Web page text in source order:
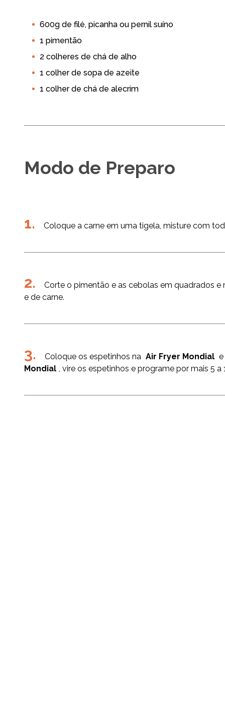
Air Fryer Air Fryer 3L Air Fryer 4L
600g de filé, picanha ou pernil suíno
1 pimentão
2 colheres de chá de alho
1 colher de sopa de azeite
1 colher de chá de alecrim
Modo de Preparo
Coloque a carne em uma tigela, misture com
Corte o pimentão e as cebolas em quadrados
e de carne.
Coloque os espetinhos na Air Fryer Mondial
Mondial
, vire os espetinhos e programe por mais 5